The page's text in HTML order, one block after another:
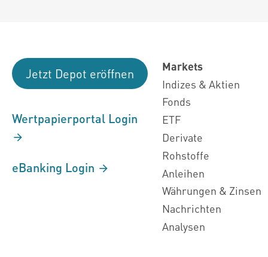
Jetzt Depot eröffnen
Wertpapierportal Login
eBanking Login
Markets
Indizes & Aktien
Fonds
ETF
Derivate
Rohstoffe
Anleihen
Währungen & Zinsen
Nachrichten
Analysen